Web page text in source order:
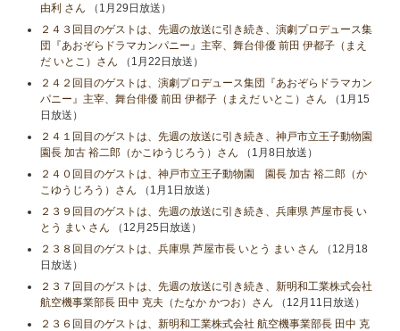
由利 さん （1月29日放送）
２４３回目のゲストは、先週の放送に引き続き、演劇プロデュース集
団『あおぞらドラマカンパニー』主宰、舞台俳優 前田 伊都子（まえ
だ いとこ）さん （1月22日放送）
２４２回目のゲストは、演劇プロデュース集団『あおぞらドラマカン
パニー』主宰、舞台俳優 前田 伊都子（まえだ いとこ）さん （1月15
日放送）
２４１回目のゲストは、先週の放送に引き続き、神戸市立王子動物園
園長 加古 裕二郎（かこゆうじろう）さん （1月8日放送）
２４０回目のゲストは、神戸市立王子動物園 園長 加古 裕二郎（か
こゆうじろう）さん （1月1日放送）
２３９回目のゲストは、先週の放送に引き続き、兵庫県 芦屋市長 い
とう まい さん （12月25日放送）
２３８回目のゲストは、兵庫県 芦屋市長 いとう まい さん （12月18
日放送）
２３７回目のゲストは、先週の放送に引き続き、新明和工業株式会社
航空機事業部長 田中 克夫（たなか かつお）さん （12月11日放送）
２３６回目のゲストは、新明和工業株式会社 航空機事業部長 田中 克